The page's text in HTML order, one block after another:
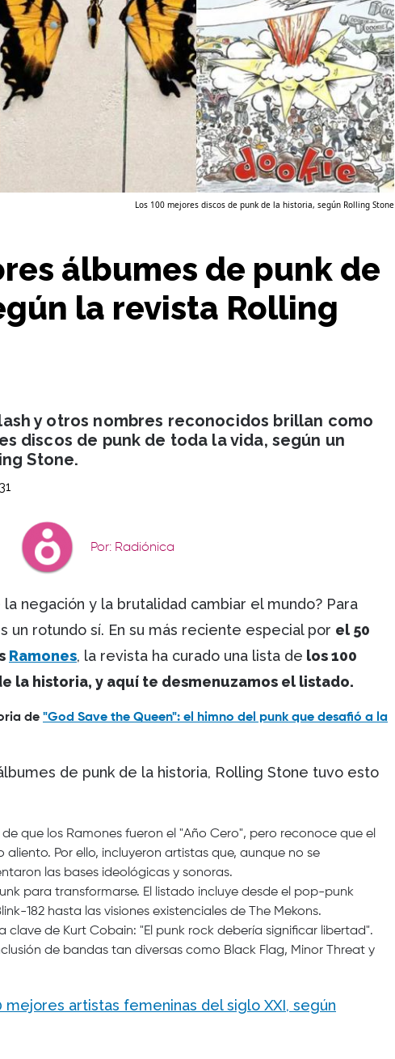
Los 100 mejores discos de punk de la historia, según Rolling Stone
álbumes de punk de
la revista Rolling
y otros nombres reconocidos brillan como
discos de punk de toda la vida, según un
Stone.
Por: Radiónica
negación y la brutalidad cambiar el mundo? Para
un rotundo sí. En su más reciente especial por el 50
Ramones, la revista ha curado una lista de los 100
la historia, y aquí te desmenuzamos el listado.
de "God Save the Queen": el himno del punk que desafió a la
de punk de la historia, Rolling Stone tuvo esto
que los Ramones fueron el "Año Cero", pero reconoce que el
Por ello, incluyeron artistas que, aunque no se
las bases ideológicas y sonoras.
para transformarse. El listado incluye desde el pop-punk
182 hasta las visiones existenciales de The Mekons.
clave de Kurt Cobain: "El punk rock debería significar libertad".
de bandas tan diversas como Black Flag, Minor Threat y
mejores artistas femeninas del siglo XXI, según